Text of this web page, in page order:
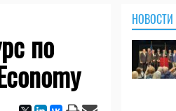
по
НОВОСТИ